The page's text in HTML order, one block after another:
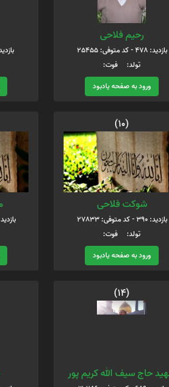
رحیم فلاحی
بازدید: 478 - کد متوفی: 25455
تولد: فوت:
ورود به صفحه یادبود
بازدید: 604 - کد
(10)
شوکت فلاحی
بازدید: 390 - کد متوفی: 27833
تولد: فوت:
ورود به صفحه یادبود
بازدید: 378 - کد
(14)
حاج سیف الله کریم پور